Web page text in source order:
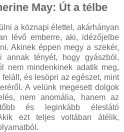
May: Út a télbe
a köznapi élettel, akárhányan
lévő emberre, aki, idézőjelbe
Akinek éppen megy a szekér,
annak tényét, hogy gyászból,
nem mindenkinek adatik meg,
és lesöpri az egészet, mint
A velünk megesett dolgok
nem anomália, hanem az
és leginkább éleslátó
ezt teljes voltában átélik,